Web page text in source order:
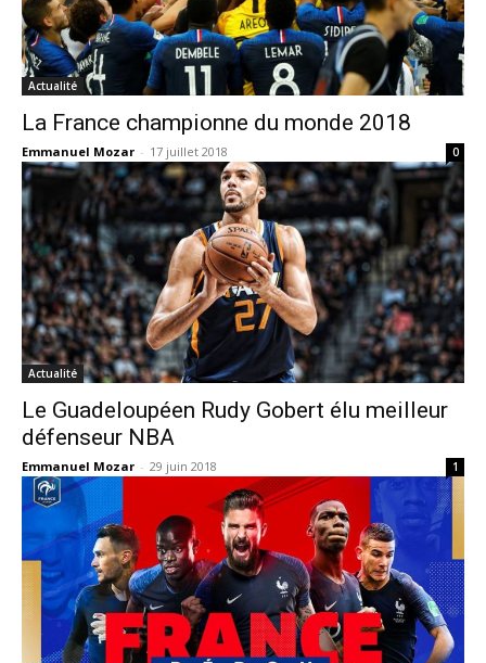
Actualité
La France championne du monde 2018
Emmanuel Mozar - 17 juillet 2018 0
Actualité
Le Guadeloupéen Rudy Gobert élu meilleur
défenseur NBA
Emmanuel Mozar - 29 juin 2018 1